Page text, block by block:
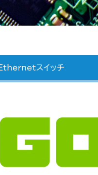
Ethernetスイッチ